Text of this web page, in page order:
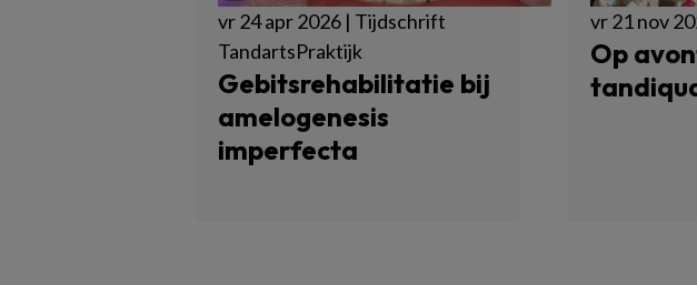
vr 24 apr 2026 | Tijdschrift
TandartsPraktijk
Gebitsrehabilitatie bij
amelogenesis
imperfecta
vr 21 nov
Op